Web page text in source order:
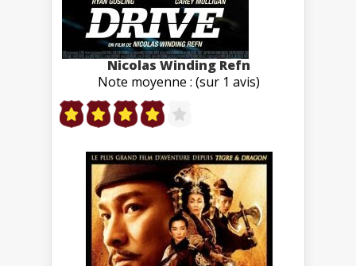
Nicolas Winding Refn
Note moyenne : (sur 1 avis)